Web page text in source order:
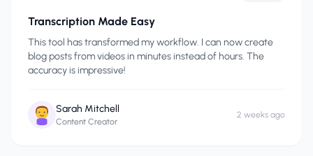
Transcription Made Easy
This tool has transformed my workflow. I can now create
blog posts from videos in minutes instead of hours. The
accuracy is impressive!
Sarah Mitchell
Content Creator
2 weeks ago